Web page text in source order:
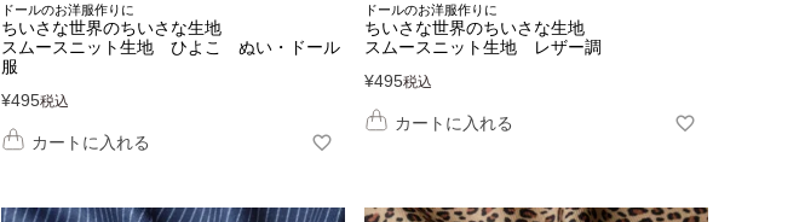
ドールのお洋服作りに
ちいさな世界のちいさな生地
スムースニット生地 ひよこ ぬい・ドール
服
¥495税込
カートに入れる
ドールのお洋服作りに
ちいさな世界のちいさな生地
スムースニット生地 レザー調
¥495税込
カートに入れる